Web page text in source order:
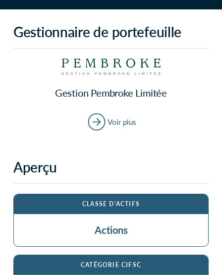
Gestionnaire de portefeuille
Gestion Pembroke Limitée
Voir plus
Aperçu
CLASSE D'ACTIFS
Actions
CATÉGORIE CIFSC